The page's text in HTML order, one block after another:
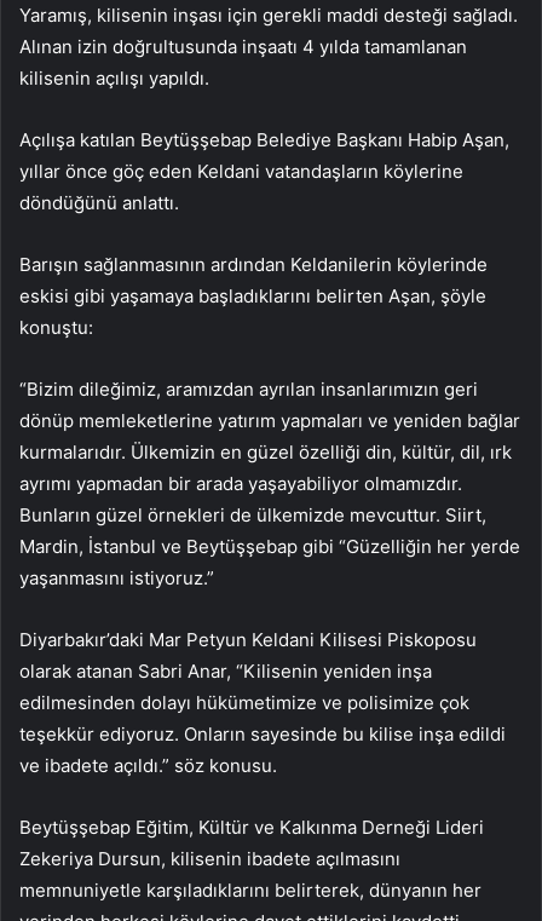
Yaramış, kilisenin inşası için gerekli maddi desteği sağladı.
Alınan izin doğrultusunda inşaatı 4 yılda tamamlanan
kilisenin açılışı yapıldı.
Açılışa katılan Beytüşşebap Belediye Başkanı Habip Aşan,
yıllar önce göç eden Keldani vatandaşların köylerine
döndüğünü anlattı.
Barışın sağlanmasının ardından Keldanilerin köylerinde
eskisi gibi yaşamaya başladıklarını belirten Aşan, şöyle
konuştu:
“Bizim dileğimiz, aramızdan ayrılan insanlarımızın geri
dönüp memleketlerine yatırım yapmaları ve yeniden bağlar
kurmalarıdır. Ülkemizin en güzel özelliği din, kültür, dil, ırk
ayrımı yapmadan bir arada yaşayabiliyor olmamızdır.
Bunların güzel örnekleri de ülkemizde mevcuttur. Siirt,
Mardin, İstanbul ve Beytüşşebap gibi “Güzelliğin her yerde
yaşanmasını istiyoruz.”
Diyarbakır’daki Mar Petyun Keldani Kilisesi Piskoposu
olarak atanan Sabri Anar, “Kilisenin yeniden inşa
edilmesinden dolayı hükümetimize ve polisimize çok
teşekkür ediyoruz. Onların sayesinde bu kilise inşa edildi
ve ibadete açıldı.” söz konusu.
Beytüşşebap Eğitim, Kültür ve Kalkınma Derneği Lideri
Zekeriya Dursun, kilisenin ibadete açılmasını
memnuniyetle karşıladıklarını belirterek, dünyanın her